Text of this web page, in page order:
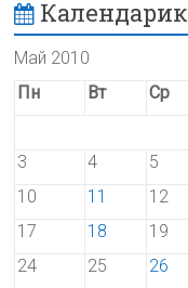
Календарик
Май 2010
Пн
Вт Ср
3
4 5
10
11 12
17
18 19
24
25 26